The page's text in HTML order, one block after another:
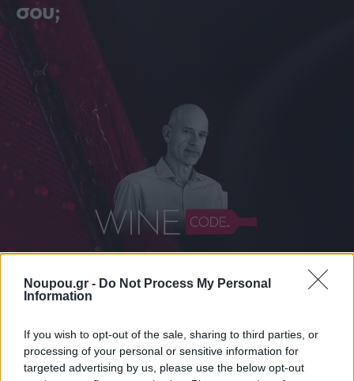
Noupou.gr - Do Not Process My Personal
Information
If you wish to opt-out of the sale, sharing to third parties, or
processing of your personal or sensitive information for
targeted advertising by us, please use the below opt-out
σου;
ΔΙΑΒΑΣΤΕ ΑΚΟΜΑ